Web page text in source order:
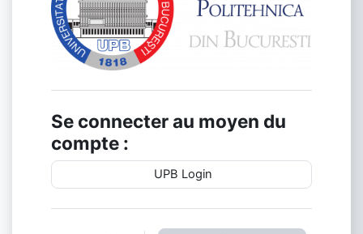
Se connecter au moyen du
compte :
UPB Login